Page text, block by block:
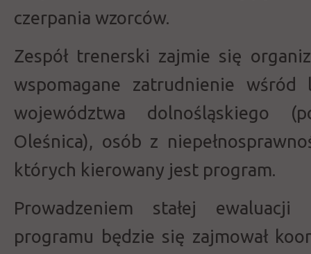
czerpania wzorców.
Zespół trenerski zajmie się
wspomagane zatrudnienie wśród
województwa dolnośląskiego
Oleśnica), osób z
których kierowany jest program.
Prowadzeniem stałej
programu będzie się zajmował